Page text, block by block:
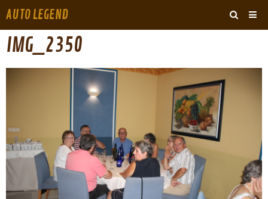
AUTO LEGEND
ARCHIVES
‹ ›
IMG_2350